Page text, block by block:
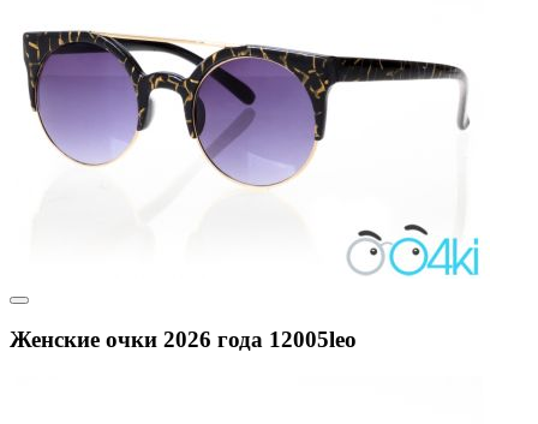
Женские очки 2026 года 12005leo